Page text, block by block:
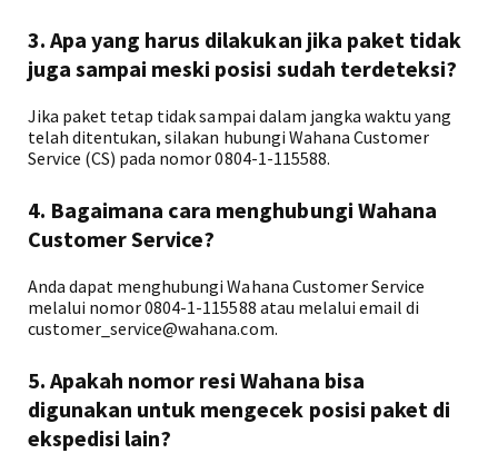
3. Apa yang harus dilakukan jika paket tidak
juga sampai meski posisi sudah terdeteksi?
Jika paket tetap tidak sampai dalam jangka waktu yang
telah ditentukan, silakan hubungi Wahana Customer
Service (CS) pada nomor 0804-1-115588.
4. Bagaimana cara menghubungi Wahana
Customer Service?
Anda dapat menghubungi Wahana Customer Service
melalui nomor 0804-1-115588 atau melalui email di
customer_service@wahana.com.
5. Apakah nomor resi Wahana bisa
digunakan untuk mengecek posisi paket di
ekspedisi lain?